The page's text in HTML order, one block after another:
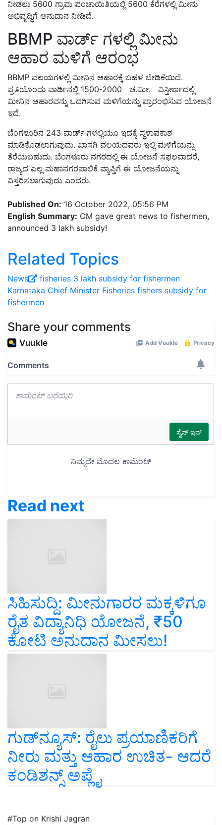
ನೀಡಲು 5600 ಗ್ರಾಮ ಪಂಚಾಯಿತಿಯಲ್ಲಿ 5600 ಕೆರೆಗಳಲ್ಲಿ ಮೀನು
ಅಭಿವೃದ್ಧಿಗೆ ಅನುದಾನ ನೀಡಿದೆ.
BBMP ವಾರ್ಡ್ ಗಳಲ್ಲಿ ಮೀನು
ಆಹಾರ ಮಳಿಗೆ ಆರಂಭ
BBMP ವಲಯಗಳಲ್ಲಿ ಮೀನಿನ ಆಹಾರಕ್ಕೆ ಬಹಳ ಬೇಡಿಕೆಯಿದೆ.
ಪ್ರತಿಯೊಂದು ವಾರ್ಡಿನಲ್ಲಿ 1500-2000 ಚ.ಮೀ. ವಿಸ್ತೀರ್ಣದಲ್ಲಿ
ಮೀನಿನ ಆಹಾರವನ್ನು ಒದಗಿಸುವ ಮಳಿಗೆಯನ್ನು ಪ್ರಾರಂಭಿಸುವ ಯೋಜನೆ
ಇದೆ.
ಬೆಂಗಳೂರಿನ 243 ವಾರ್ಡ್ ಗಳಲ್ಲಿಯೂ ಇದಕ್ಕೆ ಸ್ಥಳಾವಕಾಶ
ಮಾಡಿಕೊಡಲಾಗುವುದು. ಖಾಸಗಿ ವಲಯದವರು ಇಲ್ಲಿ ಮಳಿಗೆಯನ್ನು
ತೆರೆಯಬಹುದು. ಬೆಂಗಳೂರು ನಗರದಲ್ಲಿ ಈ ಯೋಜನೆ ಸಫಲವಾದರೆ,
ರಾಜ್ಯದ ಎಲ್ಲ ಮಹಾನಗರಪಾಲಿಕೆ ವ್ಯಾಪ್ತಿಗೆ ಈ ಯೋಜನೆಯನ್ನು
ವಿಸ್ತರಿಸಲಾಗುವುದು ಎಂದರು.
Published On: 16 October 2022, 05:56 PM
English Summary: CM gave great news to fishermen,
announced 3 lakh subsidy!
Related Topics
News fisheries 3 lakh subsidy for fishermen
Karnataka Chief Minister Fisheries fishers subsidy for
fishermen
Share your comments
Read next
ಸಿಹಿಸುದ್ದಿ: ಮೀನುಗಾರರ ಮಕ್ಕಳಿಗೂ
ರೈತ ವಿದ್ಯಾನಿಧಿ ಯೋಜನೆ, ₹50
ಕೋಟಿ ಅನುದಾನ ಮೀಸಲು!
ಗುಡ್‌ನ್ಯೂಸ್‌: ರೈಲು ಪ್ರಯಾಣಿಕರಿಗೆ
ನೀರು ಮತ್ತು ಆಹಾರ ಉಚಿತ- ಆದರೆ
ಕಂಡಿಶನ್ಸ್‌ ಅಪ್ಲೈ
#Top on Krishi Jagran